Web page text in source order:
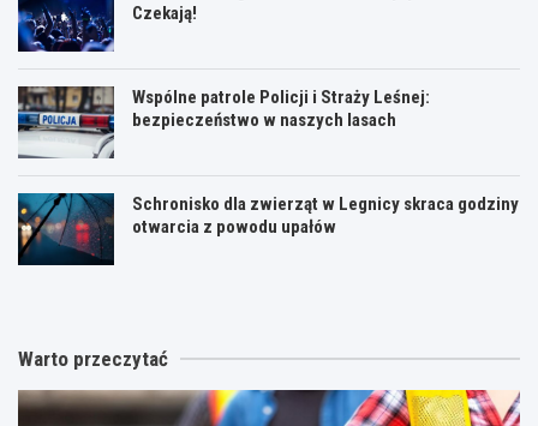
Czekają!
Wspólne patrole Policji i Straży Leśnej:
bezpieczeństwo w naszych lasach
Schronisko dla zwierząt w Legnicy skraca godziny
otwarcia z powodu upałów
Warto przeczytać